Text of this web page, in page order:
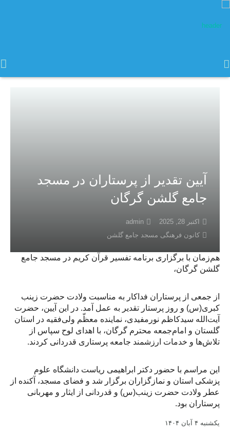
تماس با ماآیین تقدیر از پرستاران در مسجد
جامع گلشن گرگان
اکتبر 28, 2025
admin
کانون فرهنگی مسجد جامع گلشن
هم‌زمان با برگزاری برنامه تفسیر قرآن کریم در مسجد جامع
گلشن گرگان،
از جمعی از پرستاران فداکار به مناسبت ولادت حضرت زینب
کبری(س) و روز پرستار تقدیر به عمل آمد. در این آیین، حضرت
آیت‌الله سیدکاظم نورمفیدی، نماینده معظّم ولی‌فقیه در استان
گلستان و امام‌جمعه محترم گرگان، با اهدای لوح سپاس از
تلاش‌ها و خدمات ارزشمند جامعه پرستاری قدردانی کردند.
این مراسم با حضور دکتر ابراهیمی ریاست دانشگاه علوم
پزشکی استان و نمازگزاران برگزار شد و فضای مسجد، آکنده از
عطر ولادت حضرت زینب(س) و قدردانی از ایثار و مهربانی
پرستاران بود.
یکشنبه ۴ آبان ۱۴۰۴